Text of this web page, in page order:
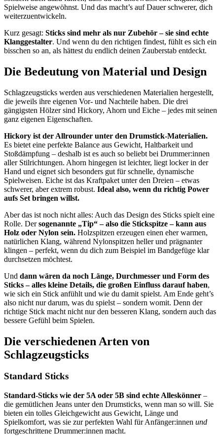
Spielweise angewöhnst. Und das macht’s auf Dauer schwerer, dich
weiterzuentwickeln.
Kurz gesagt: Sticks sind mehr als nur Zubehör – sie sind echte
Klanggestalter. Und wenn du den richtigen findest, fühlt es sich ein
bisschen so an, als hättest du endlich deinen Zauberstab entdeckt.
Die Bedeutung von Material und Design
Schlagzeugsticks werden aus verschiedenen Materialien hergestellt,
die jeweils ihre eigenen Vor- und Nachteile haben. Die drei
gängigsten Hölzer sind Hickory, Ahorn und Eiche – jedes mit seinen
ganz eigenen Eigenschaften.
Hickory ist der Allrounder unter den Drumstick-Materialien.
Es bietet eine perfekte Balance aus Gewicht, Haltbarkeit und
Stoßdämpfung – deshalb ist es auch so beliebt bei Drummer:innen
aller Stilrichtungen. Ahorn hingegen ist leichter, liegt locker in der
Hand und eignet sich besonders gut für schnelle, dynamische
Spielweisen. Eiche ist das Kraftpaket unter den Dreien – etwas
schwerer, aber extrem robust. Ideal also, wenn du richtig Power
aufs Set bringen willst.
Aber das ist noch nicht alles: Auch das Design des Sticks spielt eine
Rolle. Dersogenannte „Tip“ – also die Stickspitze – kann aus
Holz oder Nylon sein. Holzspitzen erzeugen einen eher warmen,
natürlichen Klang, während Nylonspitzen heller und prägnanter
klingen – perfekt, wenn du dich zum Beispiel im Bandgefüge klar
durchsetzen möchtest.
Und dann wären da noch Länge, Durchmesser und Form des
Sticks – alles kleine Details, die großen Einfluss darauf haben,
wie sich ein Stick anfühlt und wie du damit spielst. Am Ende geht’s
also nicht nur darum, was du spielst – sondern womit. Denn der
richtige Stick macht nicht nur den besseren Klang, sondern auch das
bessere Gefühl beim Spielen.
Die verschiedenen Arten von
Schlagzeugsticks
Standard Sticks
Standard-Sticks wie der 5A oder 5B sind echte Alleskönner –
die gemütlichen Jeans unter den Drumsticks, wenn man so will. Sie
bieten ein tolles Gleichgewicht aus Gewicht, Länge und
Spielkomfort, was sie zur perfekten Wahl für Anfänger:innen und
fortgeschrittene Drummer:innen macht.